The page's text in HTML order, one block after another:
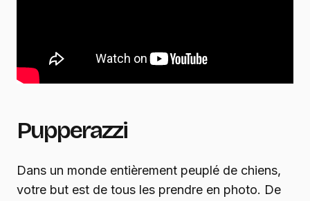
Pupperazzi
Dans un monde entièrement peuplé de chiens,
votre but est de tous les prendre en photo. De